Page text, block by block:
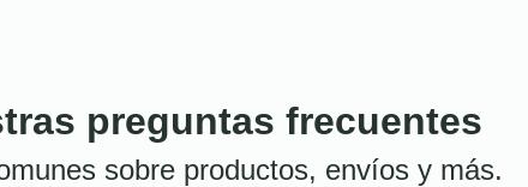
preguntas frecuentes
sobre productos, envíos y más.